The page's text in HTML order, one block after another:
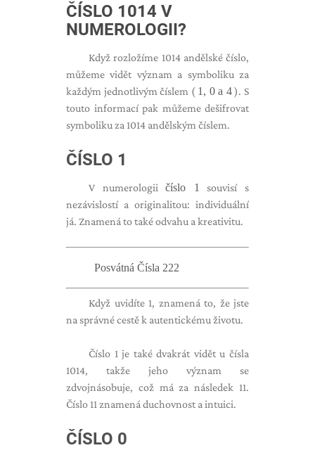
ČÍSLO 1014 V
NUMEROLOGII?
Když rozložíme 1014 andělské číslo,
můžeme vidět význam a symboliku za
každým jednotlivým číslem ( 1, 0 a 4). S
touto informací pak můžeme dešifrovat
symboliku za 1014 andělským číslem.
ČÍSLO 1
V numerologiičíslo 1
souvisí s
nezávislostí a originalitou: individuální
já. Znamená to také odvahu a kreativitu.
Posvátná Čísla 222
Když uvidíte 1, znamená to, že jste
na správné cestě k autentickému životu.
Číslo 1 je také dvakrát vidět u čísla
1014, takže jeho význam se
zdvojnásobuje, což má za následek 11.
Číslo 11 znamená duchovnost a intuici.
ČÍSLO 0